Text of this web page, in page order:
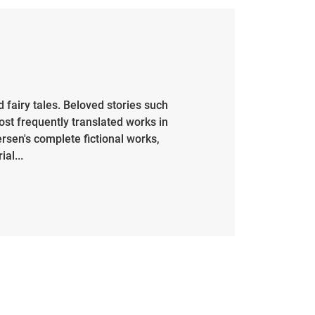
fairy tales. Beloved stories such
frequently translated works in
complete fictional works,